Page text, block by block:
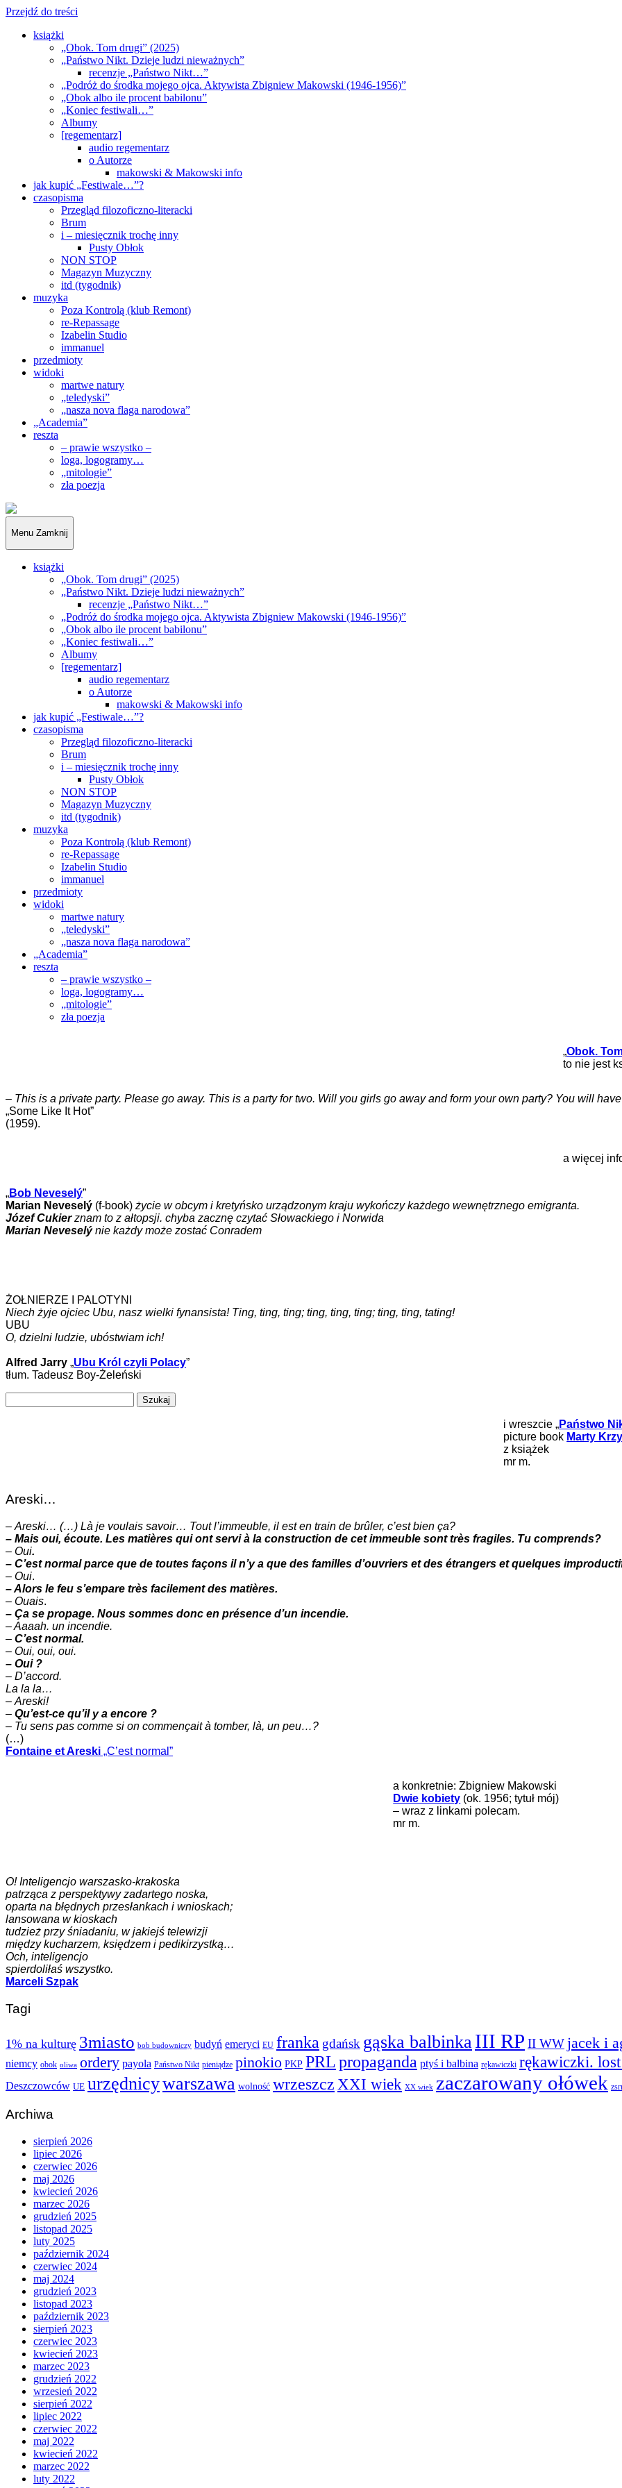
Przejdź do treści
książki
„Obok. Tom drugi” (2025)
„Państwo Nikt. Dzieje ludzi nieważnych”
recenzje „Państwo Nikt…”
„Podróż do środka mojego ojca. Aktywista Zbigniew Makowski (1946-1956)”
„Obok albo ile procent babilonu”
„Koniec festiwali…”
Albumy
[regementarz]
audio regementarz
o Autorze
makowski & Makowski info
jak kupić „Festiwale…”?
czasopisma
Przegląd filozoficzno-literacki
Brum
i – miesięcznik trochę inny
Pusty Obłok
NON STOP
Magazyn Muzyczny
itd (tygodnik)
muzyka
Poza Kontrolą (klub Remont)
re-Repassage
Izabelin Studio
immanuel
przedmioty
widoki
martwe natury
„teledyski”
„nasza nova flaga narodowa”
„Academia”
reszta
– prawie wszystko –
loga, logogramy…
„mitologie”
zła poezja
„Obywatele…”
Menu Zamknij
książki
„Obok. Tom drugi” (2025)
„Państwo Nikt. Dzieje ludzi nieważnych”
recenzje „Państwo Nikt…”
„Podróż do środka mojego ojca. Aktywista Zbigniew Makowski (1946-1956)”
„Obok albo ile procent babilonu”
„Koniec festiwali…”
Albumy
[regementarz]
audio regementarz
o Autorze
makowski & Makowski info
jak kupić „Festiwale…”?
czasopisma
Przegląd filozoficzno-literacki
Brum
i – miesięcznik trochę inny
Pusty Obłok
NON STOP
Magazyn Muzyczny
itd (tygodnik)
muzyka
Poza Kontrolą (klub Remont)
re-Repassage
Izabelin Studio
immanuel
przedmioty
widoki
martwe natury
„teledyski”
„nasza nova flaga narodowa”
„Academia”
reszta
– prawie wszystko –
loga, logogramy…
„mitologie”
zła poezja
„Obok.
to nie jest
– This is a private party. Please go away. This is a party for two. Will you girls go away and form your own party? You will
„Some Like It Hot”
(1959).
a więcej
„Bob Neveselý”
Marian Neveselý (f-book) życie w obcym i kretyńsko urządzonym kraju wykończy każdego wewnętrznego emigranta.
Józef Cukierznam to z ałtopsji. chyba zacznę czytać Słowackiego i Norwida
Marian Neveselýnie każdy może zostać Conradem
ŻOŁNIERZE I PALOTYNI
Niech żyje ojciec Ubu, nasz wielki fynansista! Ting, ting, ting; ting, ting, ting; ting, ting, tating!
UBU
O, dzielni ludzie, ubóstwiam ich!
Alfred Jarry „Ubu Król czyli Polacy”
tłum. Tadeusz Boy-Żeleński
i wreszcie „Państwo
picture book Marty
z książek
mr m.
Areski…
– Areski… (…) Là je voulais savoir… Tout l’immeuble, il est en train de brûler, c’est bien ça?
– Mais oui, écoute. Les matières qui ont servi à la construction de cet immeuble sont très fragiles. Tu comprends?
– Oui.
– C’est normal parce que de toutes façons il n’y a que des familles d’ouvriers et des étrangers et quelques
– Oui.
– Alors le feu s’empare très facilement des matières.
– Ouais.
– Ça se propage. Nous sommes donc en présence d’un incendie.
– Aaaah. un incendie.
– C’est normal.
– Oui, oui, oui.
– Oui ?
– D’accord.
La la la…
– Areski!
– Qu’est-ce qu’il y a encore ?
– Tu sens pas comme si on commençait à tomber, là, un peu…?
(…)
Fontaine et Areski „C’est normal”
a konkretnie: Zbigniew Makowski
Dwie kobiety (ok. 1956; tytuł mój)
– wraz z linkami polecam.
mr m.
O! Inteligencjo warszasko-krakoska
patrząca z perspektywy zadartego noska,
oparta na błędnych przesłankach i wnioskach;
lansowana w kioskach
tudzież przy śniadaniu, w jakiejś telewizji
między kucharzem, księdzem i pedikirzystką…
Och, inteligencjo
spierdoliłaś wszystko.
Marceli Szpak
Tagi
1% na kulturę 3miasto bob budowniczy budyń emeryci EU franka gdańsk gąska balbinka III RP II WWjacek i
niemcy obok oliwa ordery payola Państwo Nikt pieniądze pinokio PKP PRLpropaganda ptyś i balbina rękawiczki rękawiczki.
Deszczowców UE urzędnicywarszawa wolność wrzeszcz XXI wiek XX wiek zaczarowany ołówek
Archiwa
sierpień 2026
lipiec 2026
czerwiec 2026
maj 2026
kwiecień 2026
marzec 2026
grudzień 2025
listopad 2025
luty 2025
październik 2024
czerwiec 2024
maj 2024
grudzień 2023
listopad 2023
październik 2023
sierpień 2023
czerwiec 2023
kwiecień 2023
marzec 2023
grudzień 2022
wrzesień 2022
sierpień 2022
lipiec 2022
czerwiec 2022
maj 2022
kwiecień 2022
marzec 2022
luty 2022